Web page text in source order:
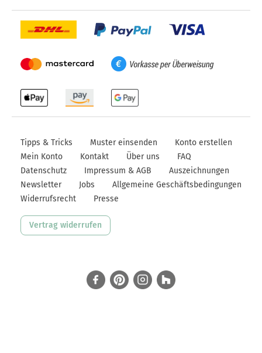
Pay
Pay
Pay
Tipps & Tricks Muster einsenden
Konto erstellen
Mein Konto
Kontakt Über uns
FAQ
Datenschutz
Impressum & AGB
Auszeichnungen
Newsletter
Jobs
Allgemeine Geschäftsbedingungen
Widerrufsrecht
Presse
Vertrag widerrufen